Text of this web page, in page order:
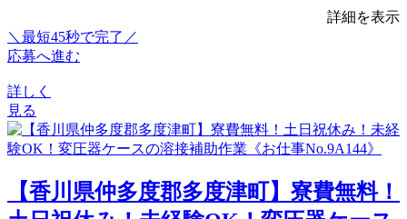
詳細を表示
＼最短45秒で完了／
応募へ進む
詳しく
見る
【香川県仲多度郡多度津町】寮費無料！